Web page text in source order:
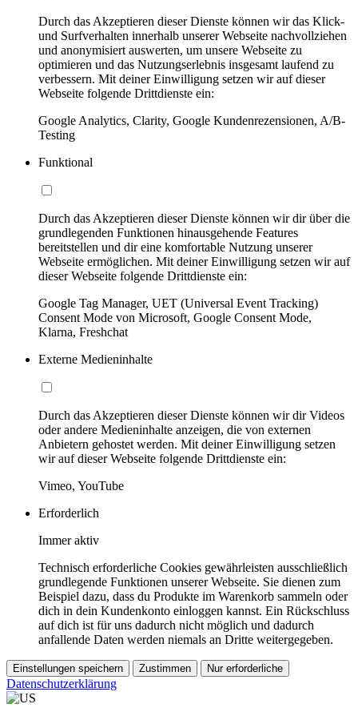
Durch das Akzeptieren dieser Dienste können wir das Klick-
und Surfverhalten innerhalb unserer Webseite nachvollziehen
und anonymisiert auswerten, um unsere Webseite zu
optimieren und das Nutzungserlebnis insgesamt laufend zu
verbessern. Mit deiner Einwilligung setzen wir auf dieser
Webseite folgende Drittdienste ein:
Google Analytics, Clarity, Google Kundenrezensionen, A/B-
Testing
Funktional
Durch das Akzeptieren dieser Dienste können wir dir über die
grundlegenden Funktionen hinausgehende Features
bereitstellen und dir eine komfortable Nutzung unserer
Webseite ermöglichen. Mit deiner Einwilligung setzen wir auf
dieser Webseite folgende Drittdienste ein:
Google Tag Manager, UET (Universal Event Tracking)
Consent Mode von Microsoft, Google Consent Mode,
Klarna, Freshchat
Externe Medieninhalte
Durch das Akzeptieren dieser Dienste können wir dir Videos
oder andere Medieninhalte anzeigen, die von externen
Anbietern gehostet werden. Mit deiner Einwilligung setzen
wir auf dieser Webseite folgende Drittdienste ein:
Vimeo, YouTube
Erforderlich
Immer aktiv
Technisch erforderliche Cookies gewährleisten ausschließlich
grundlegende Funktionen unserer Webseite. Sie dienen zum
Beispiel dazu, dass du Produkte im Warenkorb sammeln oder
dich in dein Kundenkonto einloggen kannst. Ein Rückschluss
auf dich ist für uns dadurch nicht möglich und dadurch
anfallende Daten werden niemals an Dritte weitergegeben.
Einstellungen speichern Zustimmen Nur erforderliche
Datenschutzerklärung